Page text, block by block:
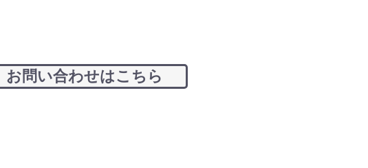
お問い合わせはこちら